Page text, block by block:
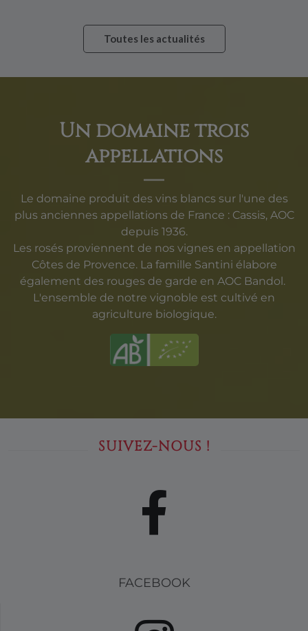
Toutes les actualités
Un domaine trois
appellations
Le domaine produit des vins blancs sur l'une des
plus anciennes appellations de France : Cassis, AOC
depuis 1936.
Les rosés proviennent de nos vignes en appellation
Côtes de Provence. La famille Santini élabore
également des rouges de garde en AOC Bandol.
L'ensemble de notre vignoble est cultivé en
agriculture biologique.
SUIVEZ-NOUS !
FACEBOOK